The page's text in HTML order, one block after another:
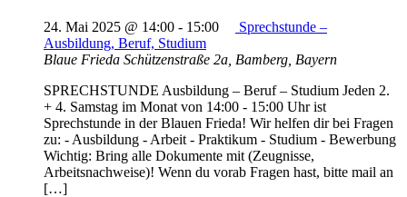
24. Mai 2025 @ 14:00 - 15:00
Sprechstunde –
Ausbildung, Beruf, Studium
Blaue Frieda Schützenstraße 2a, Bamberg, Bayern
SPRECHSTUNDE Ausbildung – Beruf – Studium Jeden 2.
+ 4. Samstag im Monat von 14:00 - 15:00 Uhr ist
Sprechstunde in der Blauen Frieda! Wir helfen dir bei Fragen
zu: - Ausbildung - Arbeit - Praktikum - Studium - Bewerbung
Wichtig: Bring alle Dokumente mit (Zeugnisse,
Arbeitsnachweise)! Wenn du vorab Fragen hast, bitte mail an
[…]